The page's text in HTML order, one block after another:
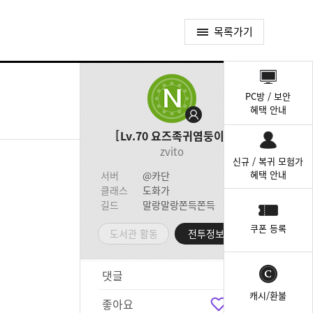
목록가기
Lv.70요즈족귀염둥이
zvito
서버
@카단
클래스
도화가
길드
말랑말랑쫀득쫀득
도서관 활동 전투정보실
댓글
좋아요
PC방 / 보안
혜택 안내
신규 / 복귀 모험가
혜택 안내
쿠폰 등록
캐시/환불